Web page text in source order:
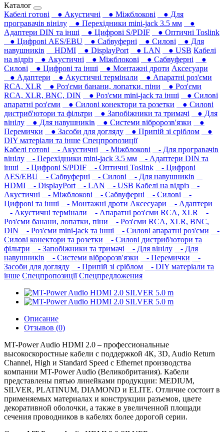
Каталог
Кабелі готові
● Акустичні ● Міжблокові
● Для
програвачів вінілу
● Перехідники mini-jack 3.5 мм
●
Адаптери DIN та інші
● Цифрові S/PDIF
● Оптичні Toslink
● Цифрові AES/EBU
● Сабвуферні ● Силові
● Для
навушників‎
HDMI ● DisplayPort ● LAN ● USB Кабелі
на відріз
● Акустичні ● Міжблокові ● Сабвуферні
●
Силові
● Цифрові та інші ● Монтажні дроти Аксесуари
● Адаптери
● Акустичні термінали
● Апаратні роз'єми
RCA, XLR
● Роз'єми банани, лопатки, піни
● Роз'єми
RCA, XLR, BNC, DIN
● Роз'єми mini-jack та інші
● Силові
апаратні роз'єми
● Силові конектори та розетки
● Силові
дистриб'ютори та фільтри
● Запобіжники та тримачі
● Для
вінілу
● Для навушників‎ ● Системи вібророзв'язки
●
Перемички
● Засоби для догляду ● Припій зі сріблом
●
DIY матеріали та інше Спецпропозиції
Кабелі готові
- Акустичні - Міжблокові
- Для програвачів
вінілу
- Перехідники mini-jack 3.5 мм
- Адаптери DIN та
інші
- Цифрові S/PDIF - Оптичні Toslink
- Цифрові
AES/EBU
- Сабвуферні - Силові
- Для навушників‎
HDMI
- DisplayPort - LAN - USB Кабелі на відріз
-
Акустичні
- Міжблокові - Сабвуферні - Силові
-
Цифрові та інші
- Монтажні дроти Аксесуари
- Адаптери
- Акустичні термінали
- Апаратні роз'єми RCA, XLR
-
Роз'єми банани, лопатки, піни
- Роз'єми RCA, XLR, BNC,
DIN
- Роз'єми mini-jack та інші - Силові апаратні роз'єми
-
Силові конектори та розетки
- Силові дистриб'ютори та
фільтри
- Запобіжники та тримачі - Для вінілу
- Для
навушників‎
- Системи вібророзв'язки - Перемички
-
Засоби для догляду
- Припій зі сріблом
- DIY матеріали та
інше Спецпропозиції Спецпредложения
Описание
Отзывов (0)
MT-Power Audio HDMI 2.0 – профессиональные
высокоскоростные кабели с поддержкой 4К, 3D, Audio Return
Channel, High и Standard Speed с Ethernet производства
компании MT-Power Audio (Великобритания). Кабели
представлены пятью линейками продукции: MEDIUM,
SILVER, PLATINUM, DIAMOND и ELITE. Отличие состоит в
применяемых материалах и конструкции разъемов, цвете
декоративной оболочки, а также в увеличенной площади
сечения проводников в кабелях более дорогой серии.